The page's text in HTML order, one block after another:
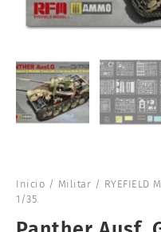
Inicio / Militar / RYEFIELD
1/35.